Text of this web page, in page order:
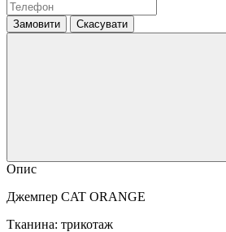
Замовити Скасувати
Опис
Джемпер CAT ORANGE
Тканина: трикотаж